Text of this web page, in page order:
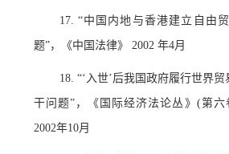
17. “中国内地与香港建立自由
题”，《中国法律》 2002 年4月
18. “‘入世’后我国政府履行世界
干问题”，《国际经济法论丛》(第六
2002年10月